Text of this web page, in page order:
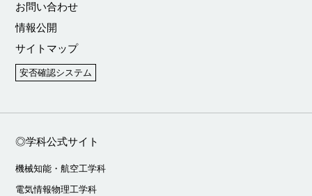
お問い合わせ
情報公開
サイトマップ
安否確認システム
◎学科公式サイト
機械知能・航空工学科
電気情報物理工学科